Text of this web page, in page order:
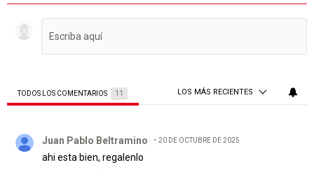
TODOS LOS COMENTARIOS 11 LOS MÁS RECIENTES
Juan Pablo Beltramino 20 DE OCTUBRE DE 2025
ahi esta bien, regalenlo